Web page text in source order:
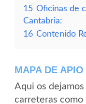
15 Oficinas de
Cantabria:
16 Contenido
MAPA DE APIO
Aqui os
carreteras como